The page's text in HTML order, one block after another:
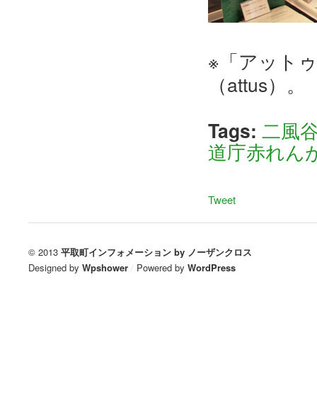
※「アットゥ
（attus）。
Tags: 二風
道庁赤れん
Tweet
© 2013 平取町インフォメーション by ノーザンクロス
Designed by Wpshower / Powered by WordPress